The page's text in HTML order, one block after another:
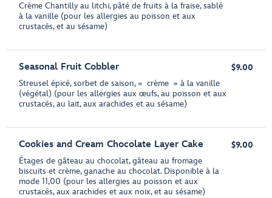
Crème Chantilly au litchi, pâté de fruits à la fraise, sablé
à la vanille (pour les allergies au poisson et aux
crustacés, et au sésame)
Seasonal Fruit Cobbler
Streusel épicé, sorbet de saison, « crème » à la vanille
(végétal) (pour les allergies aux œufs, au poisson et aux
crustacés, au lait, aux arachides et au sésame)
$9.00
Cookies and Cream Chocolate Layer Cake
Étages de gâteau au chocolat, gâteau au fromage
biscuits et crème, ganache au chocolat. Disponible à la
mode 11,00 (pour les allergies au poisson et aux
crustacés, aux arachides et aux noix, et au sésame)
$9.00